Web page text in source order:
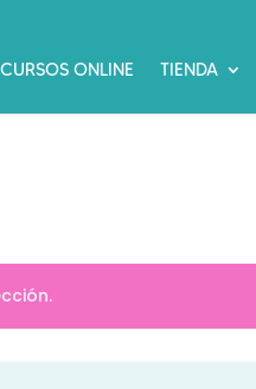
CURSOS ONLINE TIENDA